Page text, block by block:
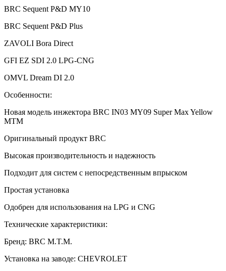
BRC Sequent P&D MY10
BRC Sequent P&D Plus
ZAVOLI Bora Direct
GFI EZ SDI 2.0 LPG-CNG
OMVL Dream DI 2.0
Особенности:
Новая модель инжектора BRC IN03 MY09 Super Max Yellow
MTM
Оригинальный продукт BRC
Высокая производительность и надежность
Подходит для систем с непосредственным впрыском
Простая установка
Одобрен для использования на LPG и CNG
Технические характеристики:
Бренд: BRC M.T.M.
Установка на заводе: CHEVROLET